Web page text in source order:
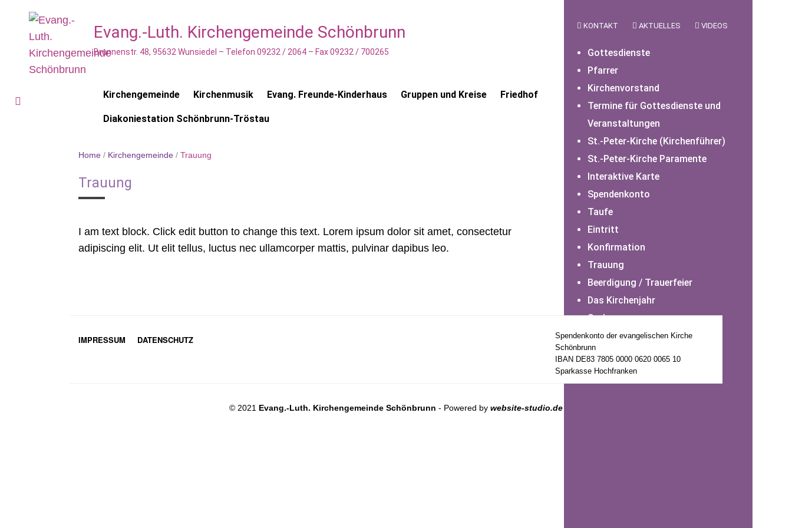
Evang.-Luth. Kirchengemeinde Schönbrunn
Brunnenstr. 48, 95632 Wunsiedel – Telefon 09232 / 2064 – Fax 09232 / 700265
KONTAKT AKTUELLES VIDEOS
Gottesdienste
Pfarrer
Kirchenvorstand
Termine für Gottesdienste und
Veranstaltungen
St.-Peter-Kirche (Kirchenführer)
St.-Peter-Kirche Paramente
Interaktive Karte
Spendenkonto
Taufe
Eintritt
Konfirmation
Trauung
Beerdigung / Trauerfeier
Das Kirchenjahr
Seelsorge
Mwika
Möllenhagen / Ankershagen
Bernsbach
Kirchengemeinde Kirchenmusik Evang. Freunde-Kinderhaus Gruppen und Kreise Friedhof
Diakoniestation Schönbrunn-Tröstau
Home/ Kirchengemeinde/ Trauung
Trauung
I am text block. Click edit button to change this text. Lorem ipsum dolor sit amet, consectetur
adipiscing elit. Ut elit tellus, luctus nec ullamcorper mattis, pulvinar dapibus leo.
IMPRESSUM DATENSCHUTZ
Spendenkonto der evangelischen Kirche
Schönbrunn
IBAN DE83 7805 0000 0620 0065 10
Sparkasse Hochfranken
© 2021 Evang.-Luth. Kirchengemeinde Schönbrunn - Powered by website-studio.de